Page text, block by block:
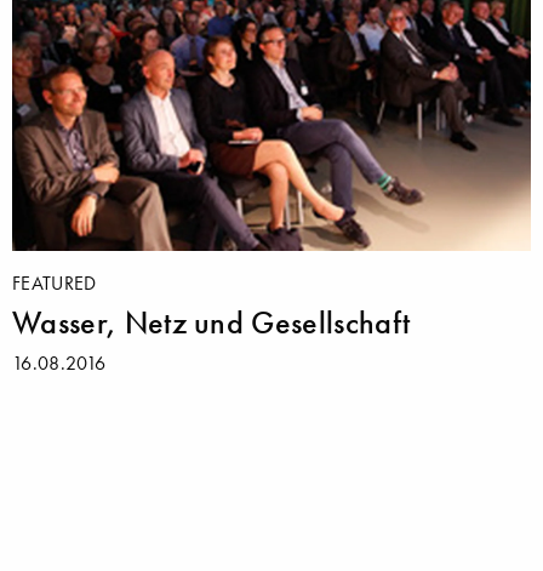
FEATURED
Wasser, Netz und Gesellschaft
16.08.2016